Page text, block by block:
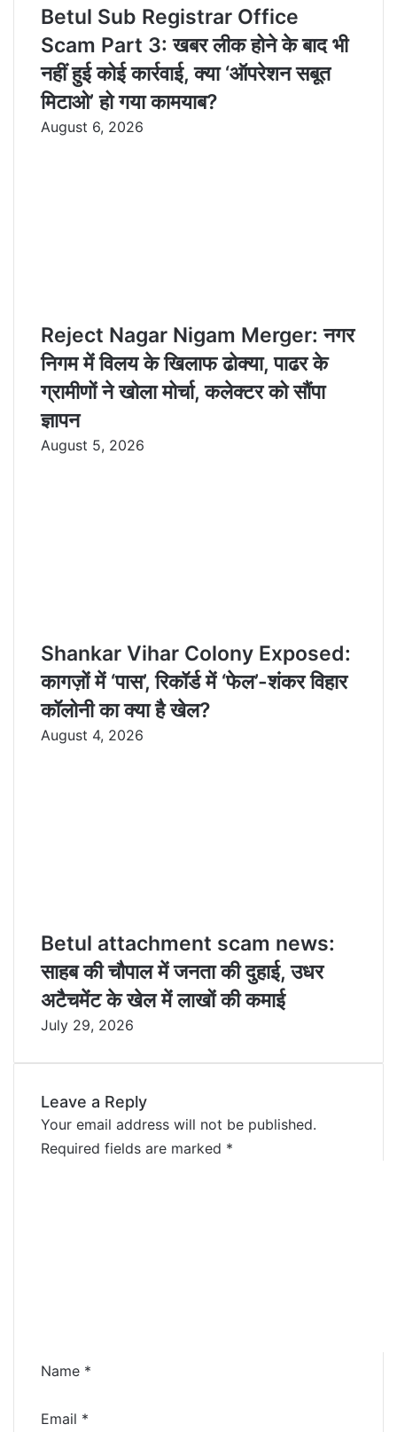
Betul Sub Registrar Office
Scam Part 3: खबर लीक होने के बाद भी
नहीं हुई कोई कार्रवाई, क्या ‘ऑपरेशन सबूत
मिटाओ’ हो गया कामयाब?
August 6, 2026
Reject Nagar Nigam Merger: नगर
निगम में विलय के खिलाफ ढोक्या, पाढर के
ग्रामीणों ने खोला मोर्चा, कलेक्टर को सौंपा
ज्ञापन
August 5, 2026
Shankar Vihar Colony Exposed:
कागज़ों में ‘पास’, रिकॉर्ड में ‘फेल’-शंकर विहार
कॉलोनी का क्या है खेल?
August 4, 2026
Betul attachment scam news:
साहब की चौपाल में जनता की दुहाई, उधर
अटैचमेंट के खेल में लाखों की कमाई
July 29, 2026
Leave a Reply
Your email address will not be published.
Required fields are marked *
Name *
Email *